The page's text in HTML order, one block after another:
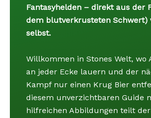
Fantasyhelden – direkt aus der
dem blutverkrusteten Schwert)
selbst.
Willkommen in Stones Welt, wo
an jeder Ecke lauern und der
Kampf nur einen Krug Bier
diesem unverzichtbaren Guide
hilfreichen Abbildungen teilt der